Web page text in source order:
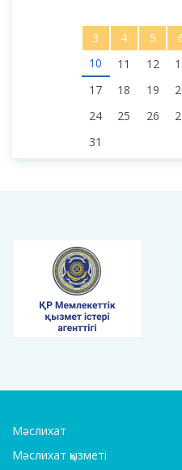
3
4 5
10
11 12
17
18 19
24
25 26
31
Мәслихат
Мәслихат қызметі